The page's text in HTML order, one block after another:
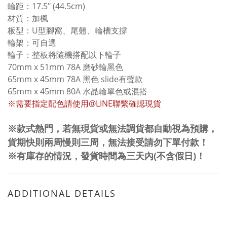
輪距：17.5" (44.5cm)
材質：加楓
板型：U型腳窩、尾翹、輪槽支撐
輪架：可自選
輪子：整板將隨機搭配以下輪子
70mm x 51mm 78A 磨砂輪黑色
65mm x 45mm 78A 黑色 slide有聲款
65mm x 45mm 80A 水晶輪單色或混搭
※需要指定配色請使用@LINE聯繫確認現貨
※款式熱門，若無現貨或無法調貨都自動視為預購，
貨期快則兩周慢則三周，無法接受請勿下單付款！
※有庫存的情況，發貨時間為三天內(不含假日)！
ADDITIONAL DETAILS